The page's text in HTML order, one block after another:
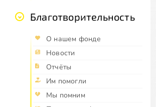
Благотворительность
О нашем фонде
Новости
Отчёты
Им помогли
Мы помним